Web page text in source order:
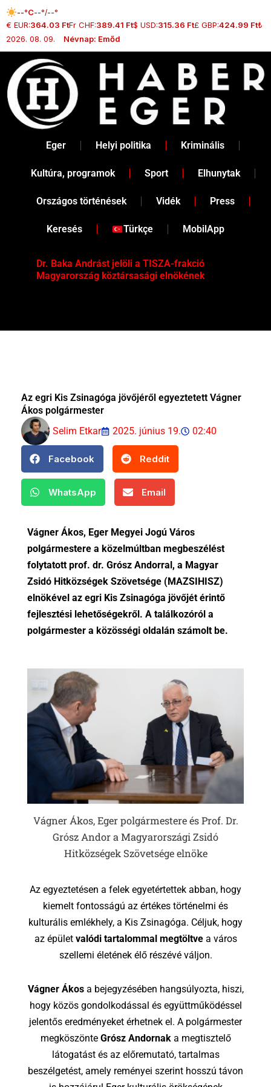
Skip
to
content
--°C--°/--°
€ EUR:364.03 FtFr CHF:389.41 Ft$ USD:315.36 Ft£ GBP:424.99 Ft₺
2026. 08. 09.
Névnap: Emőd
Eger Helyi politika Kriminális
Kultúra, programok Sport Elhunytak
Országos történések Vidék Press
Keresés Türkçe MobilApp
Dr. Baka Andrást jelöli a TISZA-frakció
Magyarország köztársasági elnökének
Az egri Kis Zsinagóga jövőjéről egyeztetett Vágner
Ákos polgármester
Selim Etkar
2025. június 19. 02:40
Facebook Reddit
WhatsApp Email
Vágner Ákos, Eger Megyei Jogú Város
polgármestere a közelmúltban megbeszélést
folytatott prof. dr. Grósz Andorral, a Magyar
Zsidó Hitközségek Szövetsége (MAZSIHISZ)
elnökével az egri Kis Zsinagóga jövőjét érintő
fejlesztési lehetőségekről. A találkozóról a
polgármester a közösségi oldalán számolt be.
Vágner Ákos, Eger polgármestere és Prof. Dr.
Grósz Andor a Magyarországi Zsidó
Hitközségek Szövetsége elnöke
Az egyeztetésen a felek egyetértettek abban, hogy
kiemelt fontosságú az értékes történelmi és
kulturális emlékhely, a Kis Zsinagóga. Céljuk, hogy
az épület valódi tartalommal megtöltvea város
szellemi életének élő részévé váljon.
Vágner Ákosa bejegyzésében hangsúlyozta, hiszi,
hogy közös gondolkodással és együttműködéssel
jelentős eredményeket érhetnek el. A polgármester
megköszönte Grósz Andornaka megtisztelő
látogatást és az előremutató, tartalmas
beszélgetést, amely reményei szerint hosszú távon